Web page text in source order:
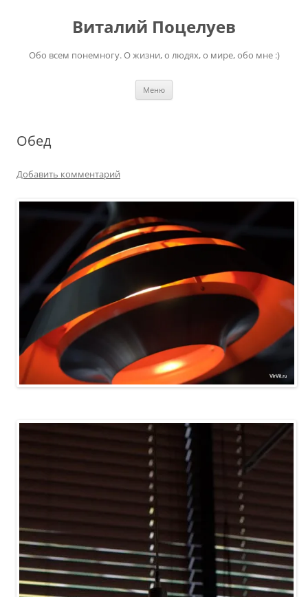
содержимомуВиталий Поцелуев
Обо всем понемногу. О жизни, о людях, о мире, обо мне :)
Меню
Обед
Добавить комментарий